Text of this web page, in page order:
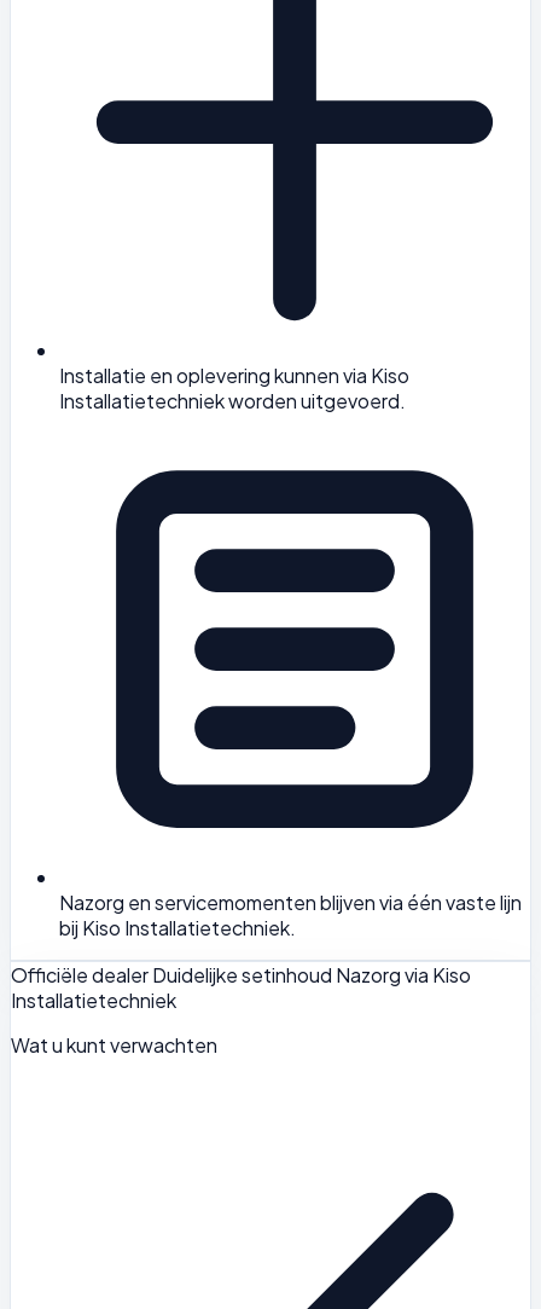
Installatie en oplevering kunnen via Kiso
Installatietechniek worden uitgevoerd.
Nazorg en servicemomenten blijven via één vaste lijn
bij Kiso Installatietechniek.
Officiële dealerDuidelijke setinhoud Nazorg via Kiso
Installatietechniek
Wat u kunt verwachten